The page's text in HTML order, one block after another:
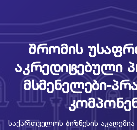
შრომის
აკრედიტებული
მსმენელები-
Საქართველოს Ბიზნესის Აკადემია